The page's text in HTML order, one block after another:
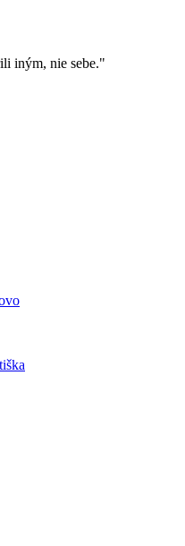
iným, nie sebe."